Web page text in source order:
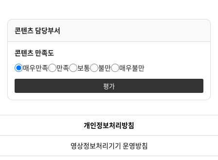
채용 관련 문의 : 한국천문연구원 인재경영팀 채용담당자(E-mail :
- 문의사항은 채용담당자 이메일을 통해 질의 요망
- 합격자발표 등 안내사항은 응시번호를 기준으로 안내되므로, 정확한
한국천문연구원
콘텐츠 담당부서
콘텐츠 만족도
매우만족
만족 보통 불만 매우불만
평가
개인정보처리방침
영상정보처리기기 운영방침